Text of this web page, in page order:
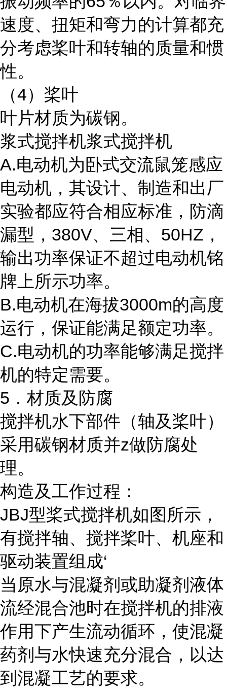
速度、扭矩和弯力的计算都充
分考虑桨叶和转轴的质量和惯
性。
（4）桨叶
叶片材质为碳钢。
浆式搅拌机浆式搅拌机
A.电动机为卧式交流鼠笼感应
电动机，其设计、制造和出厂
实验都应符合相应标准，防滴
漏型，380V、三相、50HZ，
输出功率保证不超过电动机铭
牌上所示功率。
B.电动机在海拔3000m的高度
运行，保证能满足额定功率。
C.电动机的功率能够满足搅拌
机的特定需要。
5．材质及防腐
搅拌机水下部件（轴及桨叶）
采用碳钢材质并z做防腐处
理。
构造及工作过程：
JBJ型桨式搅拌机如图所示，
有搅拌轴、搅拌桨叶、机座和
驱动装置组成‘
当原水与混凝剂或助凝剂液体
流经混合池时在搅拌机的排液
作用下产生流动循环，使混凝
药剂与水快速充分混合，以达
到混凝工艺的要求。